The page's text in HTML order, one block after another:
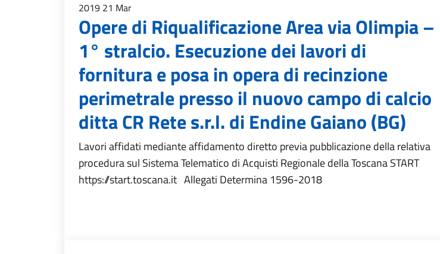
2019 21 Mar
Opere di Riqualificazione Area via Olimpia –
1° stralcio. Esecuzione dei lavori di
fornitura e posa in opera di recinzione
perimetrale presso il nuovo campo di calcio
ditta CR Rete s.r.l. di Endine Gaiano (BG)
Lavori affidati mediante affidamento diretto previa pubblicazione della relativa
procedura sul Sistema Telematico di Acquisti Regionale della Toscana START
https://start.toscana.it Allegati Determina 1596-2018